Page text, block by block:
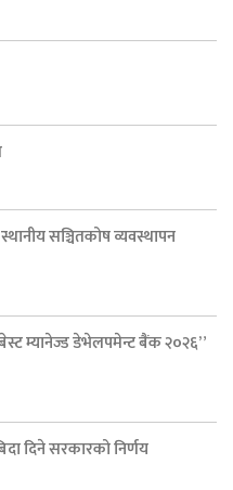
सञ्चितकोष व्यवस्थापन
म्यानेज्ड डेभेलपमेन्ट बैंक २०२६”
दिने सरकारको निर्णय